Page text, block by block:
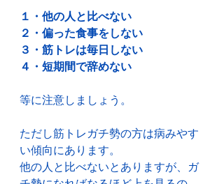
１・他の人と比べない
２・偏った食事をしない
３・筋トレは毎日しない
４・短期間で辞めない
等に注意しましょう。
ただし筋トレガチ勢の方は病みやす
い傾向にあります。
他の人と比べないとありますが、ガ